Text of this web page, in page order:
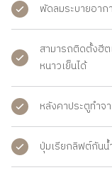
พัดลมระบายอา
สามารถติดตั้งฮี
หนาวเย็นได้
หลังคาประตูทําจ
ปุ่มเรียกลิฟต์กันน้